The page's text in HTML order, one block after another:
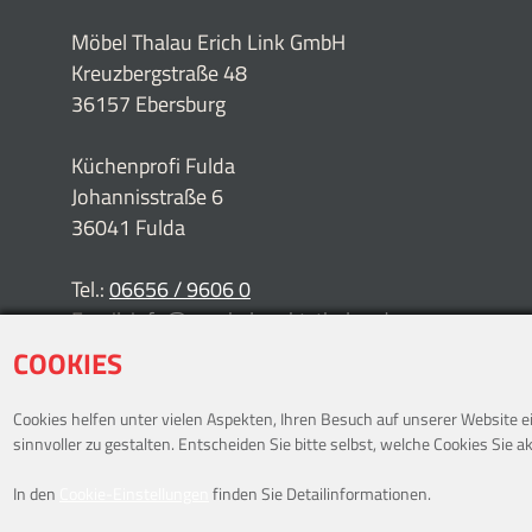
COOKIES
Cookies helfen unter vielen Aspekten, Ihren Besuch auf unserer Website
sinnvoller zu gestalten. Entscheiden Sie bitte selbst, welche Cookies Sie
In den
finden Sie Detailinformationen.
Möbel Thalau Erich Link GmbH
Kreuzbergstraße 48
36157 Ebersburg
Küchenprofi Fulda
Johannisstraße 6
36041 Fulda
Tel.:06656 / 9606 0
Email:info@moebelpunkt-thalau.de
Anfahrt per Google-Maps